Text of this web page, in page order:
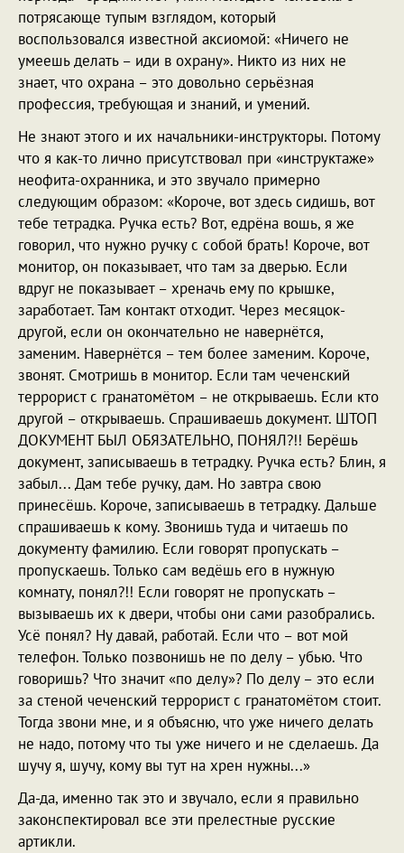
потрясающе тупым взглядом, который
воспользовался известной аксиомой: «Ничего не
умеешь делать – иди в охрану». Никто из них не
знает, что охрана – это довольно серьёзная
профессия, требующая и знаний, и умений.
Не знают этого и их начальники-инструкторы. Потому
что я как-то лично присутствовал при «инструктаже»
неофита-охранника, и это звучало примерно
следующим образом: «Короче, вот здесь сидишь, вот
тебе тетрадка. Ручка есть? Вот, едрёна вошь, я же
говорил, что нужно ручку с собой брать! Короче, вот
монитор, он показывает, что там за дверью. Если
вдруг не показывает – хреначь ему по крышке,
заработает. Там контакт отходит. Через месяцок-
другой, если он окончательно не навернётся,
заменим. Навернётся – тем более заменим. Короче,
звонят. Смотришь в монитор. Если там чеченский
террорист с гранатомётом – не открываешь. Если кто
другой – открываешь. Спрашиваешь документ. ШТОП
ДОКУМЕНТ БЫЛ ОБЯЗАТЕЛЬНО, ПОНЯЛ?!! Берёшь
документ, записываешь в тетрадку. Ручка есть? Блин, я
забыл... Дам тебе ручку, дам. Но завтра свою
принесёшь. Короче, записываешь в тетрадку. Дальше
спрашиваешь к кому. Звонишь туда и читаешь по
документу фамилию. Если говорят пропускать –
пропускаешь. Только сам ведёшь его в нужную
комнату, понял?!! Если говорят не пропускать –
вызываешь их к двери, чтобы они сами разобрались.
Усё понял? Ну давай, работай. Если что – вот мой
телефон. Только позвонишь не по делу – убью. Что
говоришь? Что значит «по делу»? По делу – это если
за стеной чеченский террорист с гранатомётом стоит.
Тогда звони мне, и я объясню, что уже ничего делать
не надо, потому что ты уже ничего и не сделаешь. Да
шучу я, шучу, кому вы тут на хрен нужны...»
Да-да, именно так это и звучало, если я правильно
законспектировал все эти прелестные русские
артикли.